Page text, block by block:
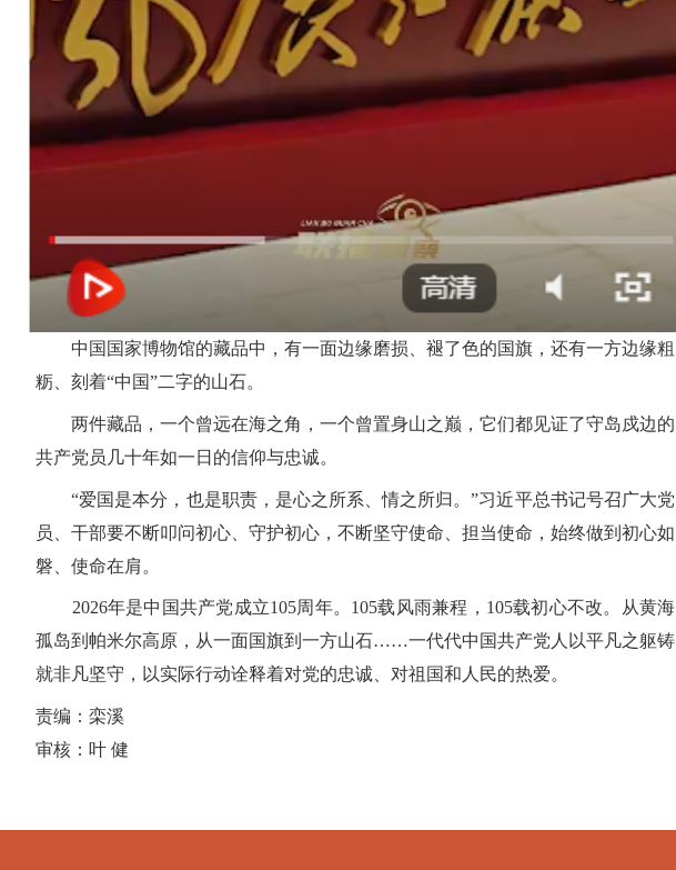
中国国家博物馆的藏品中，有一面边缘磨损、褪了色的国旗，还有一方边缘粗
粝、刻着“中国”二字的山石。
两件藏品，一个曾远在海之角，一个曾置身山之巅，它们都见证了守岛戍边的
共产党员几十年如一日的信仰与忠诚。
“爱国是本分，也是职责，是心之所系、情之所归。”习近平总书记号召广大党
员、干部要不断叩问初心、守护初心，不断坚守使命、担当使命，始终做到初心如
磐、使命在肩。
2026年是中国共产党成立105周年。105载风雨兼程，105载初心不改。从黄海
孤岛到帕米尔高原，从一面国旗到一方山石……一代代中国共产党人以平凡之躯铸
就非凡坚守，以实际行动诠释着对党的忠诚、对祖国和人民的热爱。
责编：栾溪
审核：叶 健